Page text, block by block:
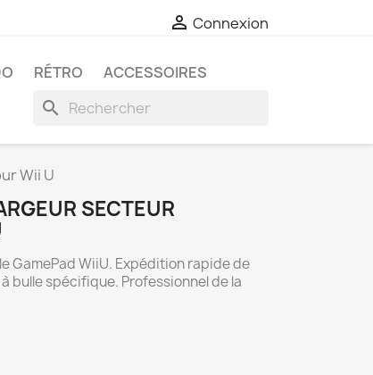
 Connexion
RÉTRO ACCESSOIRES
search
Wii U
SECTEUR
GamePad WiiU. Expédition rapide de
bulle spécifique. Professionnel de la